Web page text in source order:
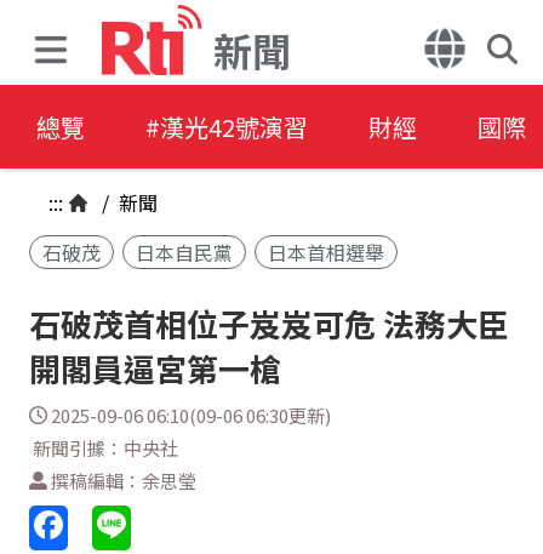
新聞
總覽 #漢光42號演習 財經 國際
::: / 新聞
石破茂
日本自民黨 日本首相選舉
石破茂首相位子岌岌可危 法務大臣
開閣員逼宮第一槍
2025-09-06 06:10(09-06 06:30更新)
新聞引據：中央社
撰稿編輯：余思瑩